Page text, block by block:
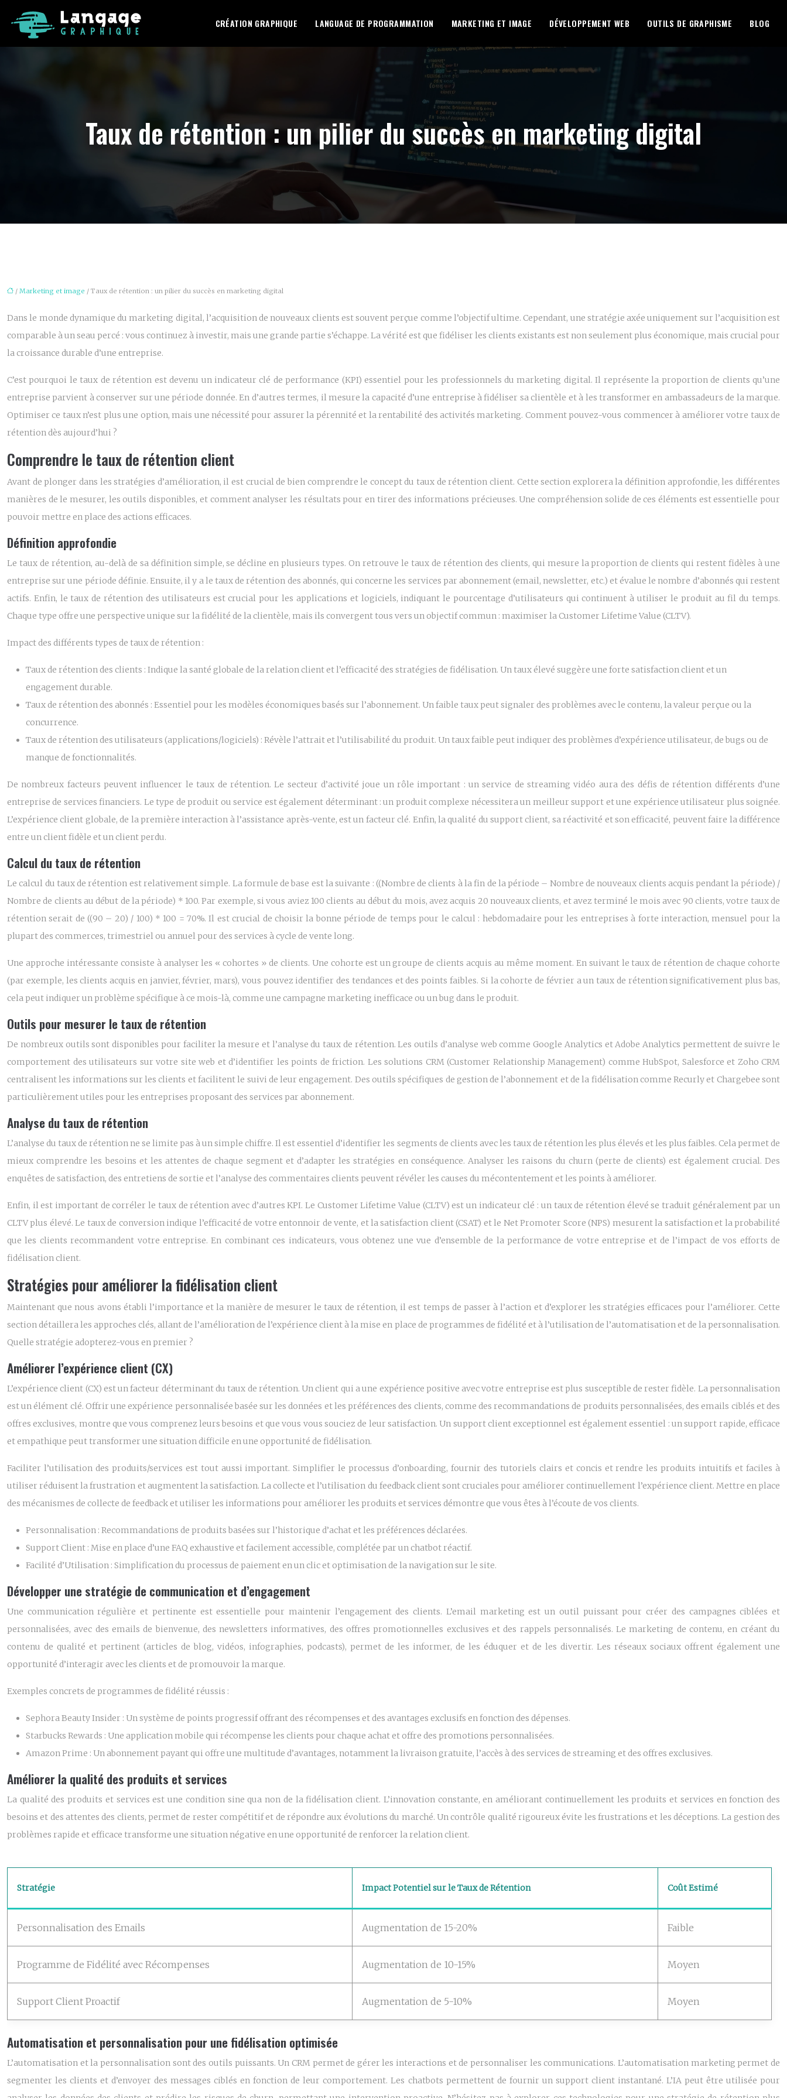
CRÉATION GRAPHIQUE LANGUAGE DE PROGRAMMATION MARKETING ET IMAGE DÉVELOPPEMENT WEB OUTILS DE GRAPHISME BLOG
Taux de rétention : un pilier du succès en marketing digital
/ Marketing et image / Taux de rétention : un pilier du succès en marketing digital
Dans le monde dynamique du marketing digital, l’acquisition de nouveaux clients est souvent perçue comme l’objectif ultime. Cependant, une stratégie axée uniquement sur l’acquisition est
comparable à un seau percé : vous continuez à investir, mais une grande partie s’échappe. La vérité est que fidéliser les clients existants est non seulement plus économique, mais crucial pour
la croissance durable d’une entreprise.
C’est pourquoi le taux de rétention est devenu un indicateur clé de performance (KPI) essentiel pour les professionnels du marketing digital. Il représente la proportion de clients qu’une
entreprise parvient à conserver sur une période donnée. En d’autres termes, il mesure la capacité d’une entreprise à fidéliser sa clientèle et à les transformer en ambassadeurs de la marque.
Optimiser ce taux n’est plus une option, mais une nécessité pour assurer la pérennité et la rentabilité des activités marketing. Comment pouvez-vous commencer à améliorer votre taux de
rétention dès aujourd’hui ?
Comprendre le taux de rétention client
Avant de plonger dans les stratégies d’amélioration, il est crucial de bien comprendre le concept du taux de rétention client. Cette section explorera la définition approfondie, les différentes
manières de le mesurer, les outils disponibles, et comment analyser les résultats pour en tirer des informations précieuses. Une compréhension solide de ces éléments est essentielle pour
pouvoir mettre en place des actions efficaces.
Définition approfondie
Le taux de rétention, au-delà de sa définition simple, se décline en plusieurs types. On retrouve le taux de rétention des clients, qui mesure la proportion de clients qui restent fidèles à une
entreprise sur une période définie. Ensuite, il y a le taux de rétention des abonnés, qui concerne les services par abonnement (email, newsletter, etc.) et évalue le nombre d’abonnés qui restent
actifs. Enfin, le taux de rétention des utilisateurs est crucial pour les applications et logiciels, indiquant le pourcentage d’utilisateurs qui continuent à utiliser le produit au fil du temps.
Chaque type offre une perspective unique sur la fidélité de la clientèle, mais ils convergent tous vers un objectif commun : maximiser la Customer Lifetime Value (CLTV).
Impact des différents types de taux de rétention :
Taux de rétention des clients : Indique la santé globale de la relation client et l’efficacité des stratégies de fidélisation. Un taux élevé suggère une forte satisfaction client et un
engagement durable.
Taux de rétention des abonnés : Essentiel pour les modèles économiques basés sur l’abonnement. Un faible taux peut signaler des problèmes avec le contenu, la valeur perçue ou la
concurrence.
Taux de rétention des utilisateurs (applications/logiciels) : Révèle l’attrait et l’utilisabilité du produit. Un taux faible peut indiquer des problèmes d’expérience utilisateur, de bugs ou de
manque de fonctionnalités.
De nombreux facteurs peuvent influencer le taux de rétention. Le secteur d’activité joue un rôle important : un service de streaming vidéo aura des défis de rétention différents d’une
entreprise de services financiers. Le type de produit ou service est également déterminant : un produit complexe nécessitera un meilleur support et une expérience utilisateur plus soignée.
L’expérience client globale, de la première interaction à l’assistance après-vente, est un facteur clé. Enfin, la qualité du support client, sa réactivité et son efficacité, peuvent faire la différence
entre un client fidèle et un client perdu.
Calcul du taux de rétention
Le calcul du taux de rétention est relativement simple. La formule de base est la suivante : ((Nombre de clients à la fin de la période – Nombre de nouveaux clients acquis pendant la période) /
Nombre de clients au début de la période) * 100. Par exemple, si vous aviez 100 clients au début du mois, avez acquis 20 nouveaux clients, et avez terminé le mois avec 90 clients, votre taux de
rétention serait de ((90 – 20) / 100) * 100 = 70%. Il est crucial de choisir la bonne période de temps pour le calcul : hebdomadaire pour les entreprises à forte interaction, mensuel pour la
plupart des commerces, trimestriel ou annuel pour des services à cycle de vente long.
Une approche intéressante consiste à analyser les « cohortes » de clients. Une cohorte est un groupe de clients acquis au même moment. En suivant le taux de rétention de chaque cohorte
(par exemple, les clients acquis en janvier, février, mars), vous pouvez identifier des tendances et des points faibles. Si la cohorte de février a un taux de rétention significativement plus bas,
cela peut indiquer un problème spécifique à ce mois-là, comme une campagne marketing inefficace ou un bug dans le produit.
Outils pour mesurer le taux de rétention
De nombreux outils sont disponibles pour faciliter la mesure et l’analyse du taux de rétention. Les outils d’analyse web comme Google Analytics et Adobe Analytics permettent de suivre le
comportement des utilisateurs sur votre site web et d’identifier les points de friction. Les solutions CRM (Customer Relationship Management) comme HubSpot, Salesforce et Zoho CRM
centralisent les informations sur les clients et facilitent le suivi de leur engagement. Des outils spécifiques de gestion de l’abonnement et de la fidélisation comme Recurly et Chargebee sont
particulièrement utiles pour les entreprises proposant des services par abonnement.
Analyse du taux de rétention
L’analyse du taux de rétention ne se limite pas à un simple chiffre. Il est essentiel d’identifier les segments de clients avec les taux de rétention les plus élevés et les plus faibles. Cela permet de
mieux comprendre les besoins et les attentes de chaque segment et d’adapter les stratégies en conséquence. Analyser les raisons du churn (perte de clients) est également crucial. Des
enquêtes de satisfaction, des entretiens de sortie et l’analyse des commentaires clients peuvent révéler les causes du mécontentement et les points à améliorer.
Enfin, il est important de corréler le taux de rétention avec d’autres KPI. Le Customer Lifetime Value (CLTV) est un indicateur clé : un taux de rétention élevé se traduit généralement par un
CLTV plus élevé. Le taux de conversion indique l’efficacité de votre entonnoir de vente, et la satisfaction client (CSAT) et le Net Promoter Score (NPS) mesurent la satisfaction et la probabilité
que les clients recommandent votre entreprise. En combinant ces indicateurs, vous obtenez une vue d’ensemble de la performance de votre entreprise et de l’impact de vos efforts de
fidélisation client.
Stratégies pour améliorer la fidélisation client
Maintenant que nous avons établi l’importance et la manière de mesurer le taux de rétention, il est temps de passer à l’action et d’explorer les stratégies efficaces pour l’améliorer. Cette
section détaillera les approches clés, allant de l’amélioration de l’expérience client à la mise en place de programmes de fidélité et à l’utilisation de l’automatisation et de la personnalisation.
Quelle stratégie adopterez-vous en premier ?
Améliorer l’expérience client (CX)
L’expérience client (CX) est un facteur déterminant du taux de rétention. Un client qui a une expérience positive avec votre entreprise est plus susceptible de rester fidèle. La personnalisation
est un élément clé. Offrir une expérience personnalisée basée sur les données et les préférences des clients, comme des recommandations de produits personnalisées, des emails ciblés et des
offres exclusives, montre que vous comprenez leurs besoins et que vous vous souciez de leur satisfaction. Un support client exceptionnel est également essentiel : un support rapide, efficace
et empathique peut transformer une situation difficile en une opportunité de fidélisation.
Faciliter l’utilisation des produits/services est tout aussi important. Simplifier le processus d’onboarding, fournir des tutoriels clairs et concis et rendre les produits intuitifs et faciles à
utiliser réduisent la frustration et augmentent la satisfaction. La collecte et l’utilisation du feedback client sont cruciales pour améliorer continuellement l’expérience client. Mettre en place
des mécanismes de collecte de feedback et utiliser les informations pour améliorer les produits et services démontre que vous êtes à l’écoute de vos clients.
Personnalisation : Recommandations de produits basées sur l’historique d’achat et les préférences déclarées.
Support Client : Mise en place d’une FAQ exhaustive et facilement accessible, complétée par un chatbot réactif.
Facilité d’Utilisation : Simplification du processus de paiement en un clic et optimisation de la navigation sur le site.
Développer une stratégie de communication et d’engagement
Une communication régulière et pertinente est essentielle pour maintenir l’engagement des clients. L’email marketing est un outil puissant pour créer des campagnes ciblées et
personnalisées, avec des emails de bienvenue, des newsletters informatives, des offres promotionnelles exclusives et des rappels personnalisés. Le marketing de contenu, en créant du
contenu de qualité et pertinent (articles de blog, vidéos, infographies, podcasts), permet de les informer, de les éduquer et de les divertir. Les réseaux sociaux offrent également une
opportunité d’interagir avec les clients et de promouvoir la marque.
Exemples concrets de programmes de fidélité réussis :
Sephora Beauty Insider : Un système de points progressif offrant des récompenses et des avantages exclusifs en fonction des dépenses.
Starbucks Rewards : Une application mobile qui récompense les clients pour chaque achat et offre des promotions personnalisées.
Amazon Prime : Un abonnement payant qui offre une multitude d’avantages, notamment la livraison gratuite, l’accès à des services de streaming et des offres exclusives.
Améliorer la qualité des produits et services
La qualité des produits et services est une condition sine qua non de la fidélisation client. L’innovation constante, en améliorant continuellement les produits et services en fonction des
besoins et des attentes des clients, permet de rester compétitif et de répondre aux évolutions du marché. Un contrôle qualité rigoureux évite les frustrations et les déceptions. La gestion des
problèmes rapide et efficace transforme une situation négative en une opportunité de renforcer la relation client.
Stratégie Impact Potentiel sur le Taux de Rétention Coût Estimé
Personnalisation des Emails Augmentation de 15-20% Faible
Programme de Fidélité avec Récompenses Augmentation de 10-15% Moyen
Support Client Proactif Augmentation de 5-10% Moyen
Automatisation et personnalisation pour une fidélisation optimisée
L’automatisation et la personnalisation sont des outils puissants. Un CRM permet de gérer les interactions et de personnaliser les communications. L’automatisation marketing permet de
segmenter les clients et d’envoyer des messages ciblés en fonction de leur comportement. Les chatbots permettent de fournir un support client instantané. L’IA peut être utilisée pour